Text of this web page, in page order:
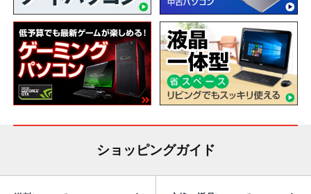
ショッピングガイド